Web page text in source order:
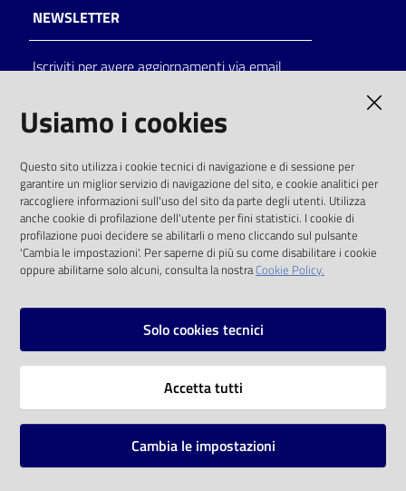
Catalogo
on line
Eventi
Chiedi al
bibliotecario
NEWSLETTER
Iscriviti per avere aggiornamenti via email
solo alle condizioni previste dalla direttiva
comunitaria 2003/98/CE e dal d.lgs. 36/2006
SOCIAL
Instagram
Vai alla pagina
Mappa del sito
Usiamo i cookies
Questo sito utilizza i cookie tecnici di navigazione e di sessione per
garantire un miglior servizio di navigazione del sito, e cookie analitici per
raccogliere informazioni sull'uso del sito da parte degli utenti. Utilizza
anche cookie di profilazione dell'utente per fini statistici. I cookie di
profilazione puoi decidere se abilitarli o meno cliccando sul pulsante
'Cambia le impostazioni'. Per saperne di più su come disabilitare i cookie
oppure abilitarne solo alcuni, consulta la nostraCookie Policy.
Solo cookies tecnici
Accetta tutti
Cambia le impostazioni